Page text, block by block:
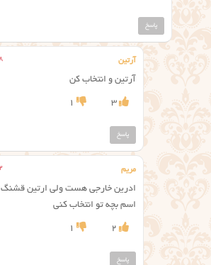
پاسخ
آرتین
آرتین و انتخاب کن
3
1
پاسخ
مریم
ادرین خارجی هست ولی ارتین قشنگ
اسم بچه تو انتخاب کنی
2
1
پاسخ